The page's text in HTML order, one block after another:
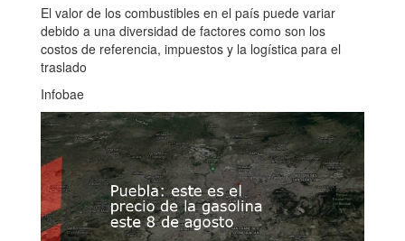
El valor de los combustibles en el país puede variar
debido a una diversidad de factores como son los
costos de referencia, impuestos y la logística para el
traslado
Infobae